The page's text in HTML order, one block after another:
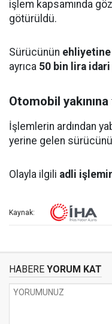
işlem kapsamında
götürüldü.
Sürücünün ehliyetine
ayrıca 50 bin lira idari
Otomobil
İşlemlerin ardından
yerine gelen
Olayla ilgili adli
Kaynak:
HABERE YORUM KAT